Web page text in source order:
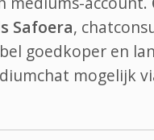
Safoera,
goedkoper en
mogelijk